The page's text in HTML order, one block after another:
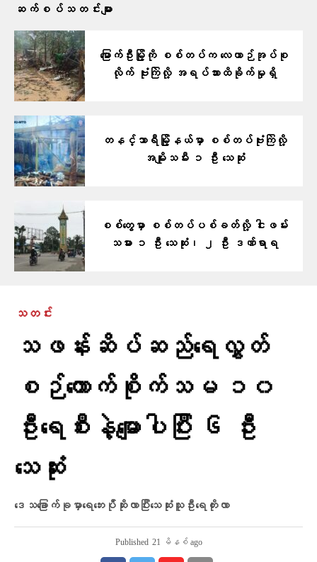
ဆက်စပ်သတင်းများ
မြောက်ဦးမြို့ကို စစ်တပ်က လေယာဉ်အုပ်စု
လိုက် ဗုံးကြဲလို့ အရပ်သားထိခိုက်မှုရှိ
တနင်္သာရီမြို့နယ်မှာ စစ်တပ်ဗုံးကြဲလို့
အမျိုးသမီး ၁ ဦး သေဆုံး
စစ်တွေမှာ စစ်တပ်ပစ်ခတ်လို့ ငါးဖမ်း
သမား ၁ ဦး သေဆုံး၊ ၂ ဦး ဒဏ်ရာရ
သတင်း
သဖန်းဆိပ်ဆည်ရေလွှတ်
စဉ်ကောက်စိုက်သမ ၁၀
ဦးရေစီးနဲ့မျောပါပြီး ၆ ဦး
သေဆုံး
ဒေသ​ခြောက်ခုမှာရေဘေးပ်ိုဆိုးလာပြီးသေဆုံးသူဦးရေတိုးလာ
Published 21 မိနစ် ago